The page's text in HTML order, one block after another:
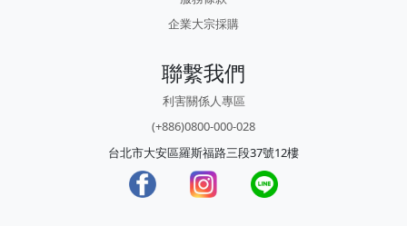
企業大宗採購
聯繫我們
利害關係人專區
(+886)0800-000-028
台北市大安區羅斯福路三段37號12樓